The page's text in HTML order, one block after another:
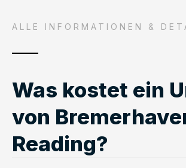
ALLE INFORMATIONEN &
Was kostet ein
von
Reading?